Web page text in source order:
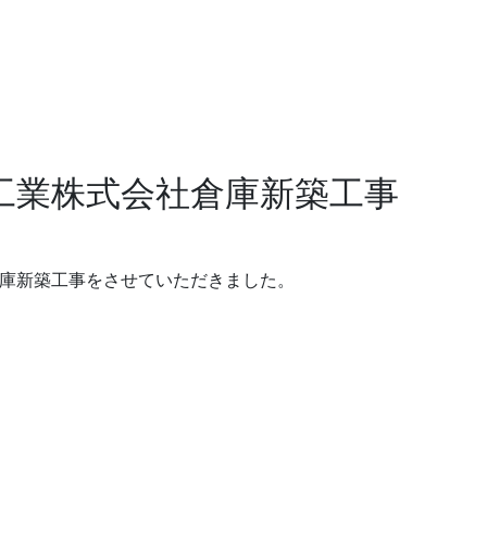
業株式会社倉庫新築工事
新築工事をさせていただきました。